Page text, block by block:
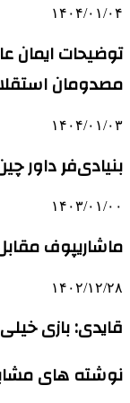
۱۴۰۴/۰۱/۰۴
توضیحات ایمان
مصدومان
۱۴۰۴/۰۱/۰۳
بنیادی‌فر داور
۱۴۰۳/۰۱/۰۰
ماشاریپوف
۱۴۰۲/۱۲/۲۸
قایدی: بازی
نوشته های